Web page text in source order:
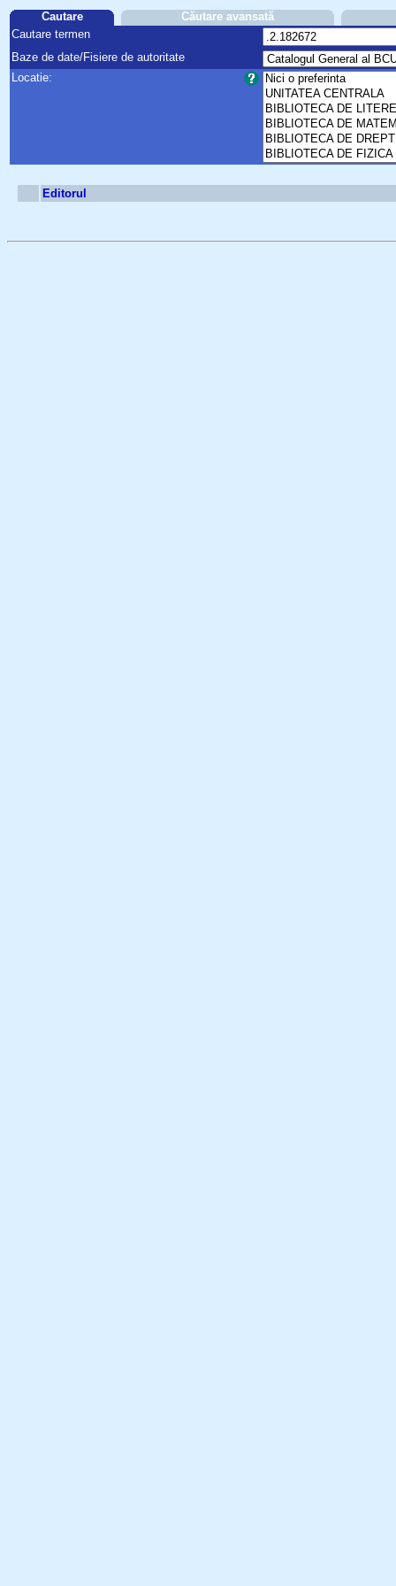
Cautare
Căutare avansată
Cautare termen
Baze de date/Fisiere de autoritate
Locatie:
Editorul